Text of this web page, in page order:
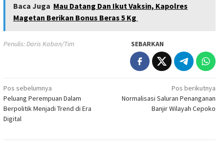
Baca Juga Mau Datang Dan Ikut Vaksin, Kapolres
Magetan Berikan Bonus Beras 5 Kg
Penulis: Daris Kaban/Tim SEBARKAN
Navigasi
pos
Pos sebelumnya
Peluang Perempuan Dalam
Berpolitik Menjadi Trend di Era
Digital
Pos berikutnya
Normalisasi Saluran Penanganan
Banjir Wilayah Cepoko